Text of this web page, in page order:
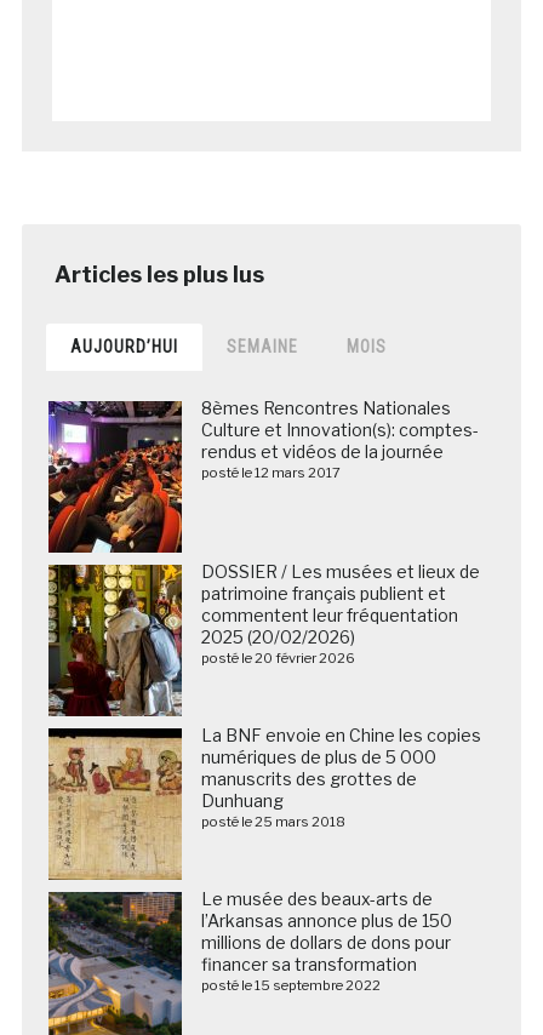
AUJOURD’HUI SEMAINE MOIS
8èmes Rencontres Nationales
Culture et Innovation(s): comptes-
rendus et vidéos de la journée
posté le 12 mars 2017
DOSSIER / Les musées et lieux de
patrimoine français publient et
commentent leur fréquentation
2025 (20/02/2026)
posté le 20 février 2026
La BNF envoie en Chine les copies
numériques de plus de 5 000
manuscrits des grottes de
Dunhuang
posté le 25 mars 2018
Le musée des beaux-arts de
l’Arkansas annonce plus de 150
millions de dollars de dons pour
financer sa transformation
posté le 15 septembre 2022